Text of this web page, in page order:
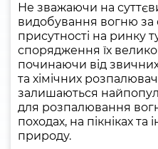
Не зважаючи на
видобування вогню за
присутності на ринку
спорядження їх
починаючи від
та хімічних
залишаються
для розпалювання
походах, на пікніках та
природу.